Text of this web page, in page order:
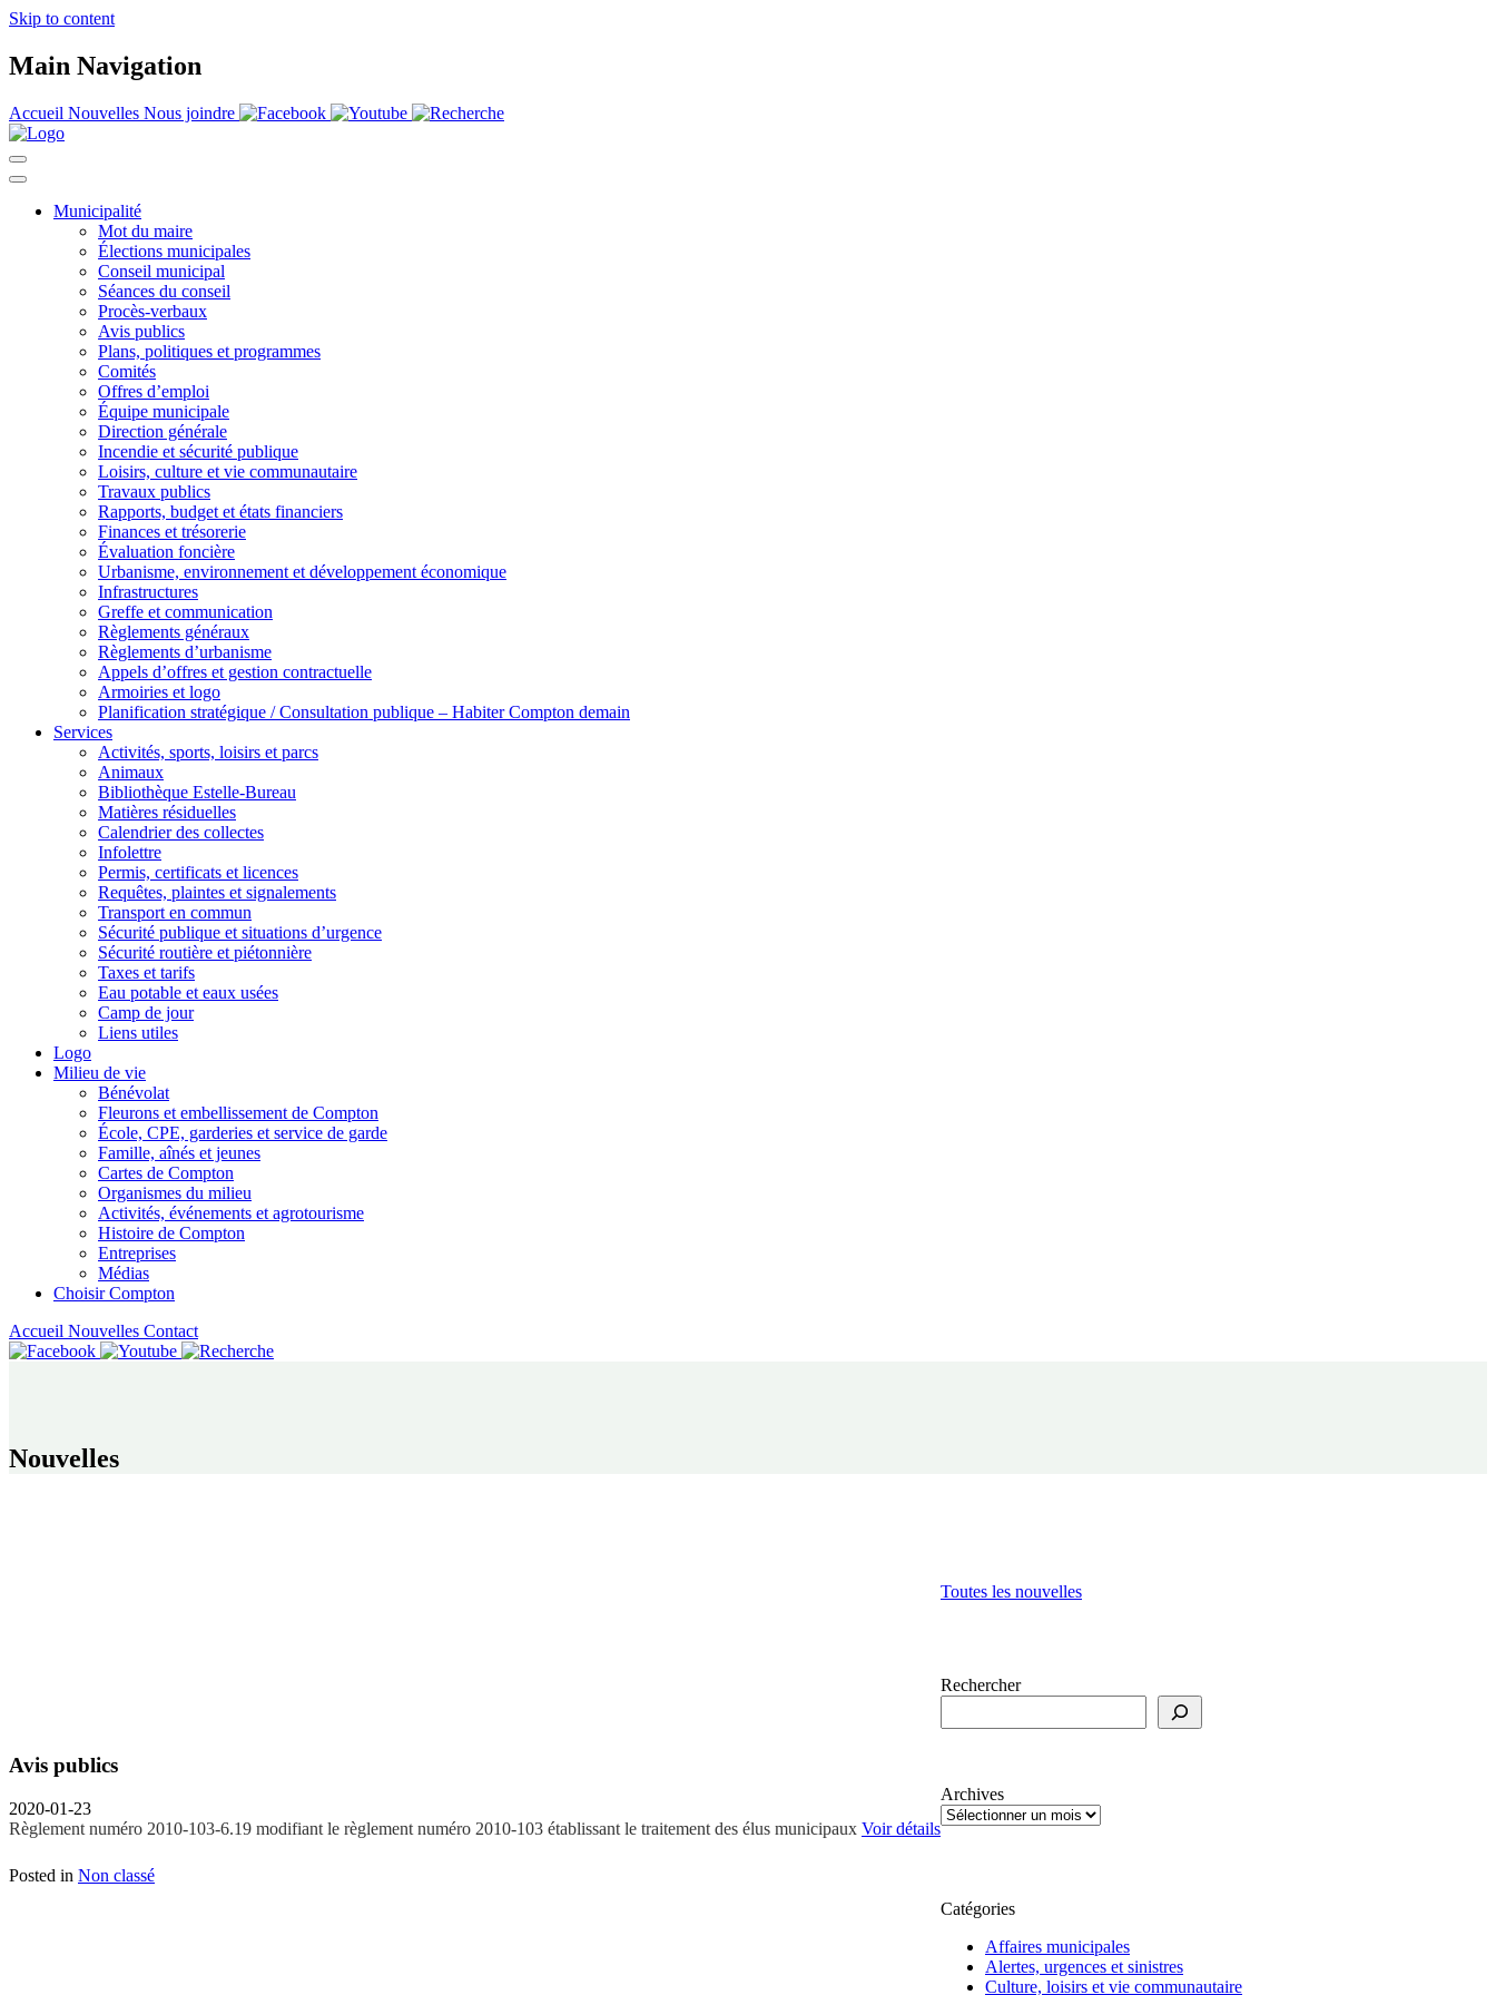
Skip to content
Main Navigation
Accueil Nouvelles Nous joindre
Municipalité
Mot du maire
Élections municipales
Conseil municipal
Séances du conseil
Procès-verbaux
Avis publics
Plans, politiques et programmes
Comités
Offres d’emploi
Équipe municipale
Direction générale
Incendie et sécurité publique
Loisirs, culture et vie communautaire
Travaux publics
Rapports, budget et états financiers
Finances et trésorerie
Évaluation foncière
Urbanisme, environnement et développement économique
Infrastructures
Greffe et communication
Règlements généraux
Règlements d’urbanisme
Appels d’offres et gestion contractuelle
Armoiries et logo
Planification stratégique / Consultation publique – Habiter Compton demain
Services
Activités, sports, loisirs et parcs
Animaux
Bibliothèque Estelle-Bureau
Matières résiduelles
Calendrier des collectes
Infolettre
Permis, certificats et licences
Requêtes, plaintes et signalements
Transport en commun
Sécurité publique et situations d’urgence
Sécurité routière et piétonnière
Taxes et tarifs
Eau potable et eaux usées
Camp de jour
Liens utiles
Logo
Milieu de vie
Bénévolat
Fleurons et embellissement de Compton
École, CPE, garderies et service de garde
Famille, aînés et jeunes
Cartes de Compton
Organismes du milieu
Activités, événements et agrotourisme
Histoire de Compton
Entreprises
Médias
Choisir Compton
Accueil Nouvelles Contact
Nouvelles
Avis publics
2020-01-23
Règlement numéro 2010-103-6.19 modifiant le règlement numéro 2010-103 établissant le traitement des élus municipaux Voir détails
Posted in Non classé
Toutes les nouvelles
Rechercher
Archives
Catégories
Affaires municipales
Alertes, urgences et sinistres
Culture, loisirs et vie communautaire